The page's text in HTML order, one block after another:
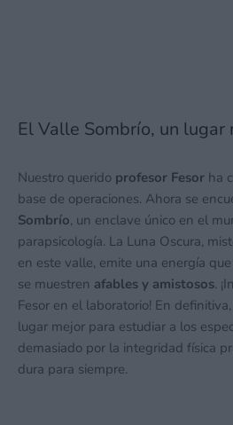
El Valle Sombrío, un lugar
Nuestro querido profesor Fesor ha
base de operaciones. Ahora se
Sombrío, un enclave único en el
parapsicología. La Luna Oscura,
en este valle, emite una energía
se muestren afables y amistosos.
Fesor en el laboratorio! En
lugar mejor para estudiar a los
demasiado por la integridad física
dura para siempre.